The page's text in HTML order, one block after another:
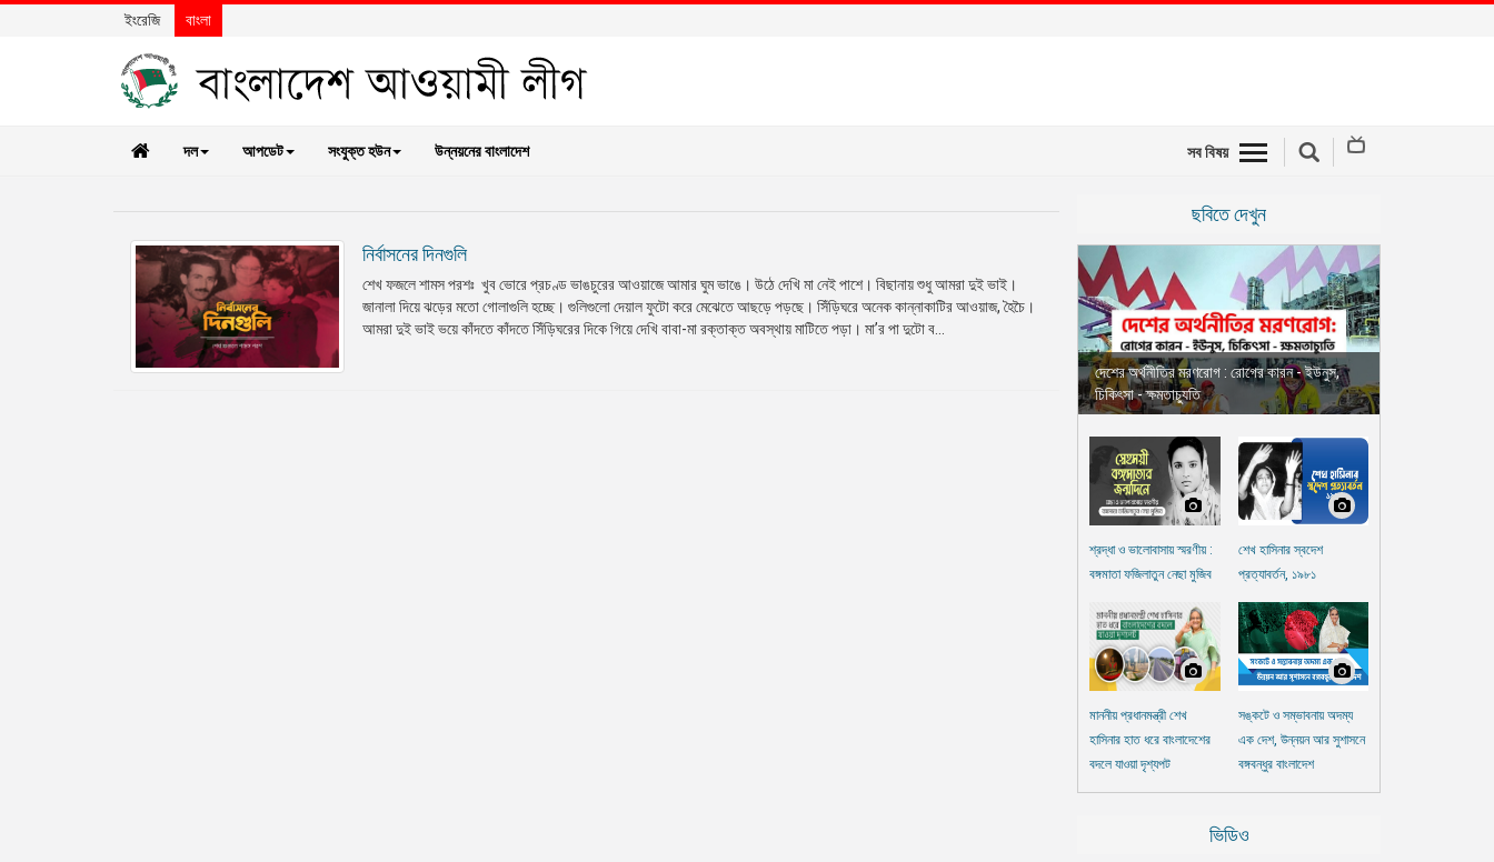
ইংরেজি বাংলা
দল আপডেট সংযুক্ত হউন উন্নয়নের বাংলাদেশ সব বিষয়
নির্বাসনের দিনগুলি
শেখ ফজলে শামস পরশঃ খুব ভোরে প্রচণ্ড ভাঙচুরের আওয়াজে আমার ঘুম ভাঙে। উঠে দেখি মা নেই পাশে। বিছানায় শুধু আমরা দুই ভাই।
জানালা দিয়ে ঝড়ের মতো গোলাগুলি হচ্ছে। গুলিগুলো দেয়াল ফুটো করে মেঝেতে আছড়ে পড়ছে। সিঁড়িঘরে অনেক কান্নাকাটির আওয়াজ, হৈচৈ।
আমরা দুই ভাই ভয়ে কাঁদতে কাঁদতে সিঁড়িঘরের দিকে গিয়ে দেখি বাবা-মা রক্তাক্ত অবস্থায় মাটিতে পড়া। মা’র পা দুটো ব...
ছবিতে দেখুন
দেশের অর্থনীতির মরণরোগ : রোগের কারন - ইউনুস,
চিকিৎসা - ক্ষমতাচ্যুতি
শ্রদ্ধা ও ভালোবাসায় স্মরণীয় :
বঙ্গমাতা ফজিলাতুন নেছা মুজিব
শেখ হাসিনার স্বদেশ
প্রত্যাবর্তন, ১৯৮১
মাননীয় প্রধানমন্ত্রী শেখ
হাসিনার হাত ধরে বাংলাদেশের
বদলে যাওয়া দৃশ্যপট
সঙ্কটে ও সম্ভাবনায় অদম্য
এক দেশ, উন্নয়ন আর সুশাসনে
বঙ্গবন্ধুর বাংলাদেশ
ভিডিও